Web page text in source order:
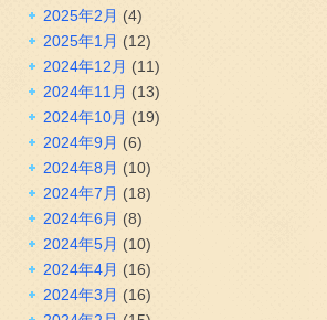
2025年2月 (4)
2025年1月 (12)
2024年12月 (11)
2024年11月 (13)
2024年10月 (19)
2024年9月 (6)
2024年8月 (10)
2024年7月 (18)
2024年6月 (8)
2024年5月 (10)
2024年4月 (16)
2024年3月 (16)